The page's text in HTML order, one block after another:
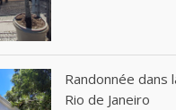
Randonnée dans
Rio de Janeiro